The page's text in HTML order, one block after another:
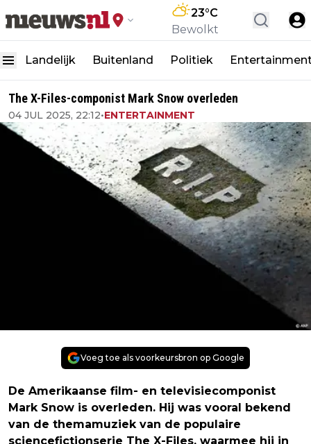
23°C
Bewolkt
Landelijk Buitenland Politiek
The X-Files-componist Mark Snow overleden
04 JUL 2025, 22:12•ENTERTAINMENT
Voeg toe als voorkeursbron op Google
De Amerikaanse film- en televisiecomponist
Mark Snow is overleden. Hij was vooral bekend
van de themamuziek van de populaire
sciencefictionserie The X-Files, waarmee hij in